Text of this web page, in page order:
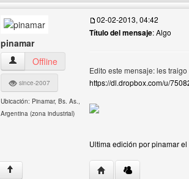
pinamar
pinamar Ver perfil del usuario
Offline
since-2007
Ubicación: Pinamar, Bs. As.,
Argentina (zona industrial)
02-02-2013, 04:42
Título del mensaje: Algo
Edito este mensaje: les
https://dl.dropbox.com/u/
Ultima edición por pinamar
↑ Visitar sitio web del